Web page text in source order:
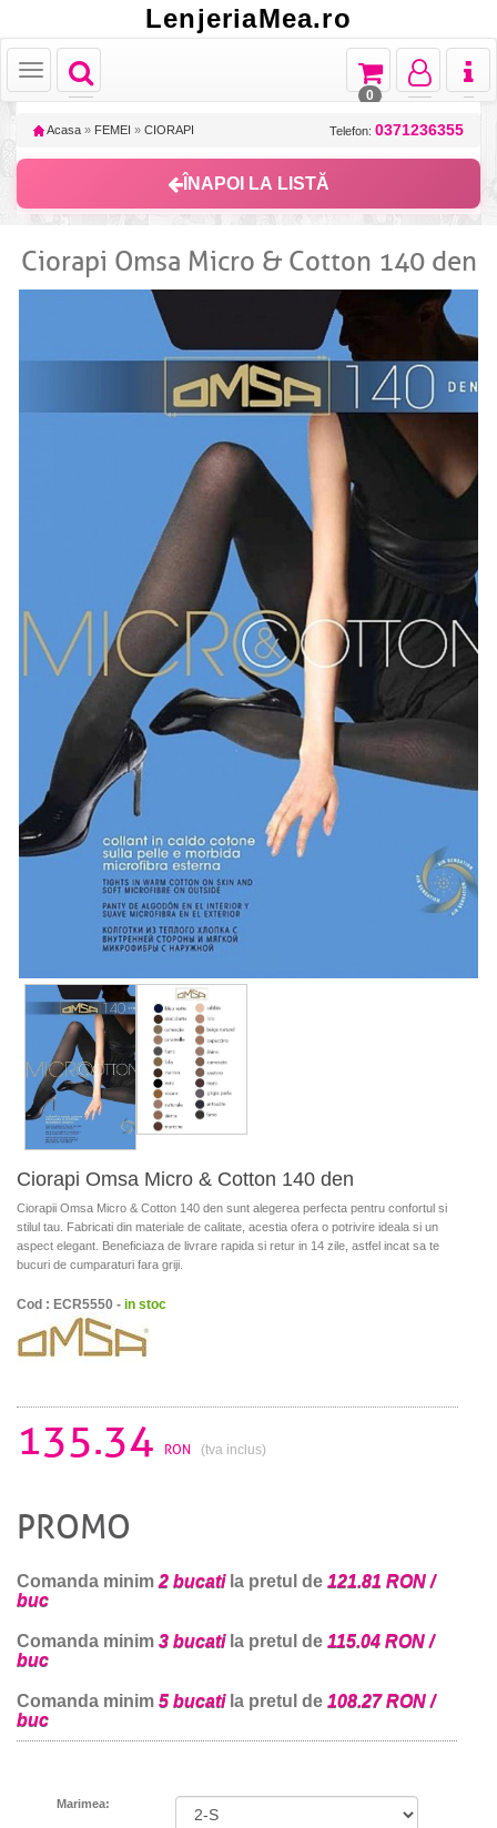
LenjeriaMea.ro
Toggle
navigation
Toggle
Toggle
navigation
Toggle
navigation
Toggle
navigation
0
Acasa » FEMEI » CIORAPI Telefon: 0371236355
ÎNAPOI LA LISTĂ
Ciorapi Omsa Micro & Cotton 140 den
Ciorapi Omsa Micro & Cotton 140 den
Ciorapii Omsa Micro & Cotton 140 den sunt alegerea perfecta pentru confortul si
stilul tau. Fabricati din materiale de calitate, acestia ofera o potrivire ideala si un
aspect elegant. Beneficiaza de livrare rapida si retur in 14 zile, astfel incat sa te
bucuri de cumparaturi fara griji.
Cod : ECR5550 - in stoc
135.34 RON (tva inclus)
PROMO
Comanda minim 2 bucatila pretul de 121.81 RON /
buc
Comanda minim 3 bucatila pretul de 115.04 RON /
buc
Comanda minim 5 bucatila pretul de 108.27 RON /
buc
Marimea: